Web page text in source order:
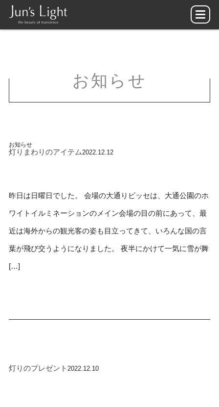
お知らせ
お知らせ
灯りまわりのアイテム2022.12.12
昨日は日曜日でした。 会場の大通りビッセは、大通公園のホ
ワイトイルミネーションのメイン会場の目の前にあって、最
近は海外からの観光客の姿も目立ってきて、いろんな国の言
葉が飛び交うようになりました。 夜半にかけて一気に雪が舞
[…]
灯りのプレゼント 2022.12.10